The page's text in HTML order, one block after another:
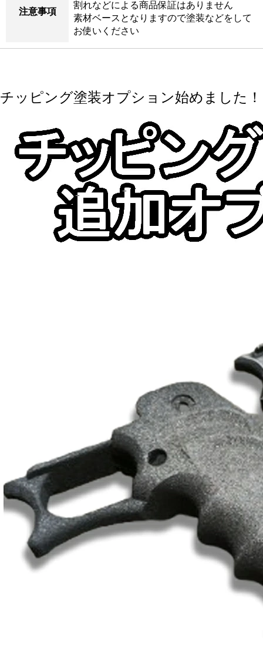
注意事項
割れなどによる商品保証はありません
素材ベースとなりますので塗装などをして
お使いください
チッピング塗装オプション始めました！